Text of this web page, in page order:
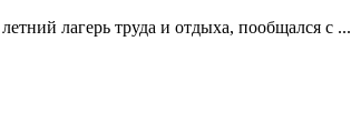
лагерь труда и отдыха, пообщался с ...